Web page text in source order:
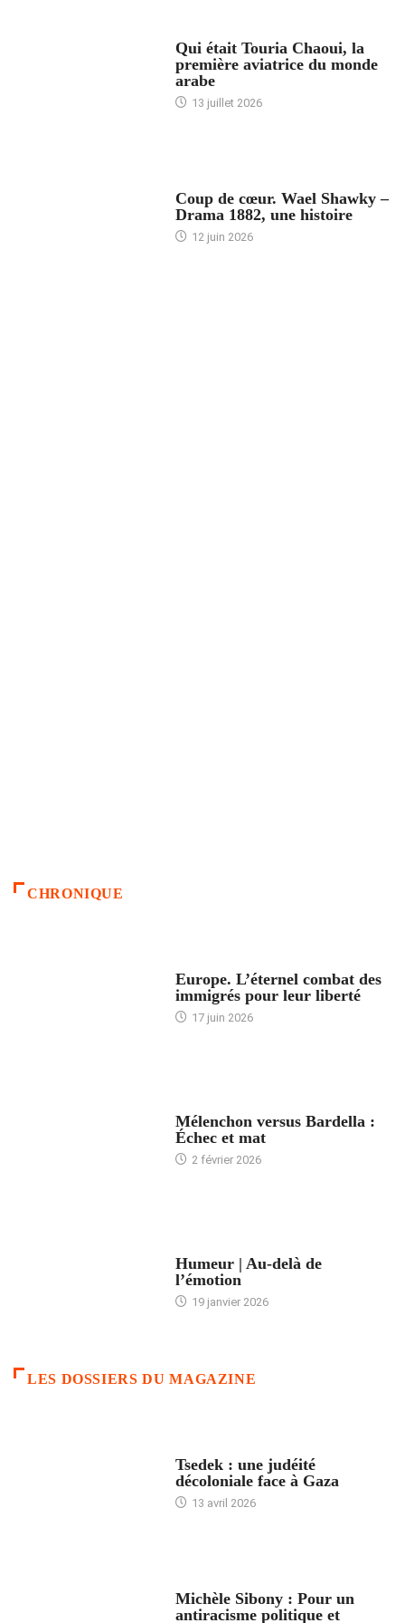
Qui était Touria Chaoui, la
première aviatrice du monde
arabe
13 juillet 2026
Coup de cœur. Wael Shawky –
Drama 1882, une histoire
12 juin 2026
CHRONIQUE
Europe. L’éternel combat des
immigrés pour leur liberté
17 juin 2026
Mélenchon versus Bardella :
Échec et mat
2 février 2026
Humeur | Au-delà de
l’émotion
19 janvier 2026
LES DOSSIERS DU MAGAZINE
Tsedek : une judéité
décoloniale face à Gaza
13 avril 2026
Michèle Sibony : Pour un
antiracisme politique et